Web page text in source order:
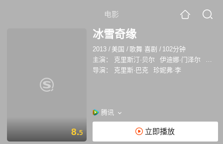
电影
8.5
冰雪奇缘
2013 / 美国 /歌舞 喜剧 / 102分钟
主演：
克里斯汀·贝尔 伊迪娜·门泽尔
乔纳
导演：
克里斯·巴克 珍妮弗·李
腾讯
立即播放